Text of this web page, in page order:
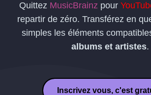
Quittez MusicBrainz pour
repartir de zéro. Transférez en
simples les éléments
albums et artistes.
Inscrivez vous, c'est